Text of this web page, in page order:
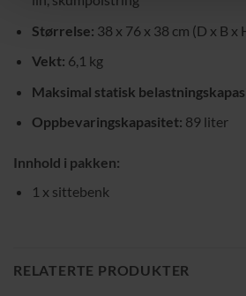
Størrelse: 38 x 76 x 38 cm (D x B x
Vekt: 6,1 kg
Maksimal statisk
Oppbevaringskapasitet: 89 liter
Innhold i pakken:
1 x sittebenk
RELATERTE PRODUKTER